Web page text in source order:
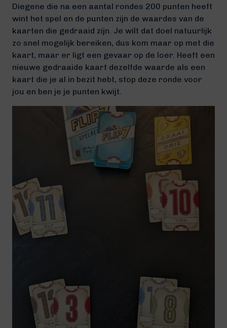
Diegene die na een aantal rondes 200 punten heeft
wint het spel en de punten zijn de waardes van de
kaarten die gedraaid zijn. Je wilt dat doel natuurlijk
zo snel mogelijk bereiken, dus kom maar op met die
kaart, maar er ligt een gevaar op de loer. Heeft een
nieuwe gedraaide kaart dezelfde waarde als een
kaart die je al in bezit hebt, stop deze ronde voor
jou en ben je je punten kwijt.